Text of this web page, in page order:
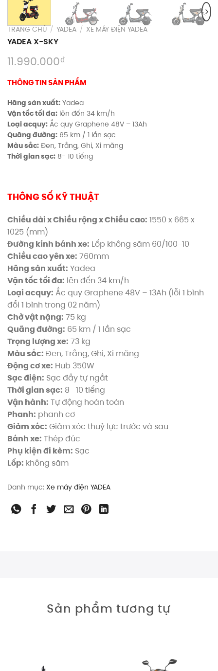
TRANG CHỦ / YADEA / XE MÁY ĐIỆN YADEA
YADEA X-SKY
11.990.000₫
THÔNG TIN SẢN PHẨM
Hãng sản xuất: Yadea
Vận tốc tối đa: lên đến 34 km/h
Loại acquy: Ắc quy Graphene 48V – 13Ah
Quãng đường: 65 km / 1 lần sạc
Màu sắc: Đen, Trắng, Ghi, Xi măng
Thời gian sạc: 8- 10 tiếng
THÔNG SỐ KỸ THUẬT
Chiều dài x Chiều rộng x Chiều cao: 1550 x 665 x
1025 (mm)
Đường kính bánh xe: Lốp không săm 60/100-10
Chiều cao yên xe: 760mm
Hãng sản xuất: Yadea
Vận tốc tối đa: lên đến 34 km/h
Loại acquy: Ắc quy Graphene 48V – 13Ah (lỗi 1 bình
đổi 1 bình trong 02 năm)
Chở vật nặng: 75 kg
Quãng đường: 65 km / 1 lần sạc
Trọng lượng xe: 73 kg
Màu sắc: Đen, Trắng, Ghi, Xi măng
Động cơ xe: Hub 350W
Sạc điện: Sạc đầy tự ngắt
Thời gian sạc: 8- 10 tiếng
Vận hành: Tự động hoàn toàn
Phanh: phanh cơ
Giảm xóc: Giảm xóc thuỷ lực trước và sau
Bánh xe: Thép đúc
Phụ kiện đi kèm: Sạc
Lốp: không săm
Danh mục: Xe máy điện YADEA
Sản phẩm tương tự